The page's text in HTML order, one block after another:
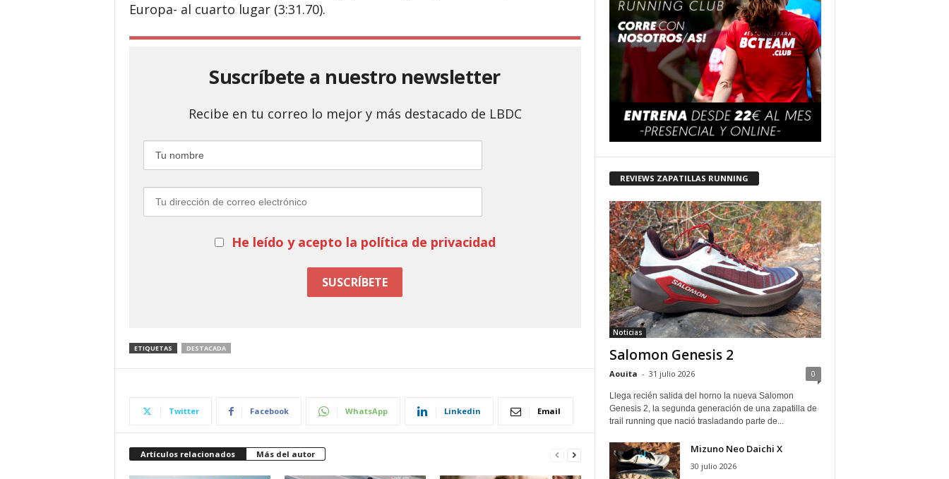
Europa- al cuarto lugar (3:31.70).
Suscríbete a nuestro newsletter
Recibe en tu correo lo mejor y más destacado de LBDC
He leído y acepto la política de privacidad
ETIQUETAS DESTACADA
Twitter Facebook WhatsApp Linkedin Email
Artículos relacionados Más del autor
REVIEWS ZAPATILLAS RUNNING
Noticias
Salomon Genesis 2
Aouita - 31 julio 2026 0
Llega recién salida del horno la nueva Salomon
Genesis 2, la segunda generación de una zapatilla de
trail running que nació trasladando parte de...
Mizuno Neo Daichi X
30 julio 2026